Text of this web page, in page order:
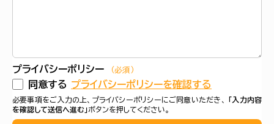
プライバシーポリシー （必須）
同意する プライバシーポリシーを確認する
必要事項をご入力の上、プライバシーポリシーにご同意いただき、
「入力内容
を確認して送信へ進む」ボタンを押してください。